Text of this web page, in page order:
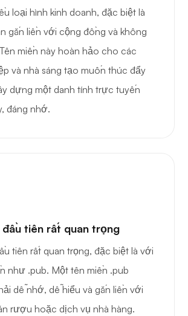
loại hình kinh doanh, đặc biệt là
gắn liền với cộng đồng và không
miền này hoàn hảo cho các
và nhà sáng tạo muốn thúc đẩy
dựng một danh tính trực tuyến
đáng nhớ.
tiên rất quan trọng
tiên rất quan trọng, đặc biệt là với
như .pub. Một tên miền .pub
dễ nhớ, dễ hiểu và gắn liền với
rượu hoặc dịch vụ nhà hàng.